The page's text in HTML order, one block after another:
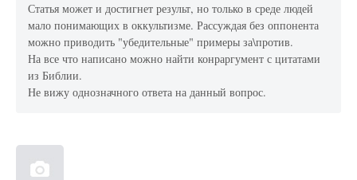
Статья может и достигнет результ, но только в среде людей
мало понимающих в оккультизме. Рассуждая без оппонента
можно приводить "убедительные" примеры за\против.
На все что написано можно найти конраргумент с цитатами
из Библии.
Не вижу однозначного ответа на данный вопрос.